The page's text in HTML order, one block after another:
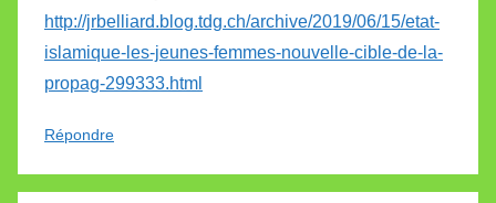
http://jrbelliard.blog.tdg.ch/archive/2019/06/15/etat-
islamique-les-jeunes-femmes-nouvelle-cible-de-la-
propag-299333.html
Répondre